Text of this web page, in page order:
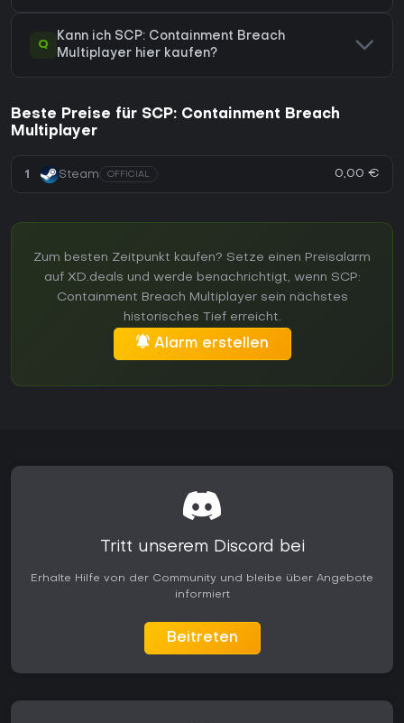
Q
Kann ich SCP: Containment Breach
Multiplayer hier kaufen?
Beste Preise für SCP: Containment Breach
Multiplayer
1 Steam OFFICIAL 0,00 €
Zum besten Zeitpunkt kaufen? Setze einen Preisalarm
auf XD.deals und werde benachrichtigt, wenn SCP:
Containment Breach Multiplayer sein nächstes
historisches Tief erreicht.
Alarm erstellen
Tritt unserem Discord bei
Erhalte Hilfe von der Community und bleibe über Angebote
informiert
Beitreten